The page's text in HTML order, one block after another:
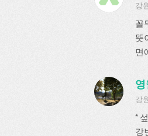
강
꼴
뜻
면
강
*
강